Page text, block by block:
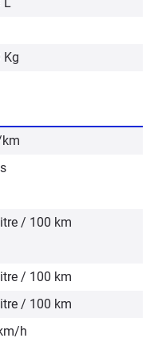
Kg
/ 100 km
/ 100 km
/ 100 km
h